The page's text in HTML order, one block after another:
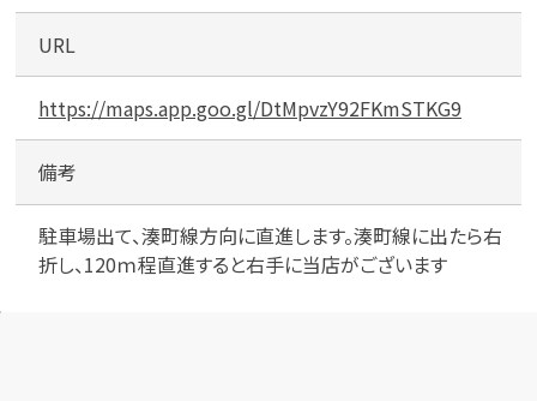
します
まずはお電話で無料査定
【総合受付】24時間・年中無休(年末年
メールで無料相談する
URL
https://maps.app.goo.gl/DtMpvzY92FKmSTKG9
備考
駐車場出て、湊町線方向に直進します。湊町線に出たら右
折し、120ｍ程直進すると右手に当店がございます